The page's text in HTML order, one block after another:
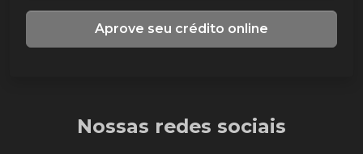
Aprove seu crédito online
Nossas redes sociais